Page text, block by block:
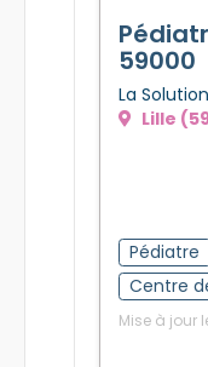
59000
La
Lille
Pédiatre
Centre
Mise à jour